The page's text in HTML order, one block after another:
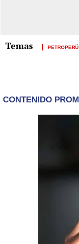
PETROPERÚ